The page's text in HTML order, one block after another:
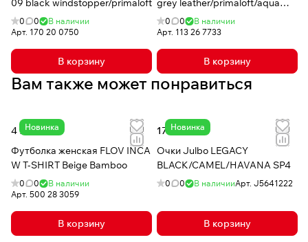
09 black windstopper/primaloft
0 0
В наличии
Арт. 170 20 0750
В корзину
grey leather/primaloft/aqua
thermo tex+RE
0 0
В наличии
Арт. 113 26 7733
В корзину
Вам также может понравиться
Новинка
4 741 ₽
Футболка женская FLOV INCA
W T-SHIRT Beige Bamboo
0 0
В наличии
Арт. 500 28 3059
В корзину
Новинка
17 612 ₽
Очки Julbo LEGACY
BLACK/CAMEL/HAVANA SP4
0 0 В наличииАрт. J5641222
В корзину